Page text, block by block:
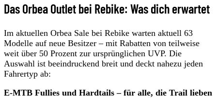
Das Orbea Outlet bei Rebike: Was dich erwartet
Im aktuellen Orbea Sale bei Rebike warten aktuell 63
Modelle auf neue Besitzer – mit Rabatten von teilweise
weit über 50 Prozent zur ursprünglichen UVP. Die
Auswahl ist beeindruckend breit und deckt nahezu jeden
Fahrertyp ab:
E-MTB Fullies und Hardtails – für alle, die Trail lieben